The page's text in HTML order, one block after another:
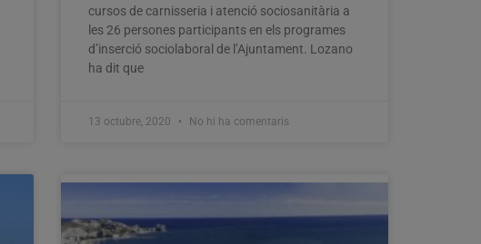
cursos de carnisseria i atenció sociosanitària a
les 26 persones participants en els programes
d’inserció sociolaboral de l’Ajuntament. Lozano
ha dit que
13 octubre, 2020 No hi ha comentaris